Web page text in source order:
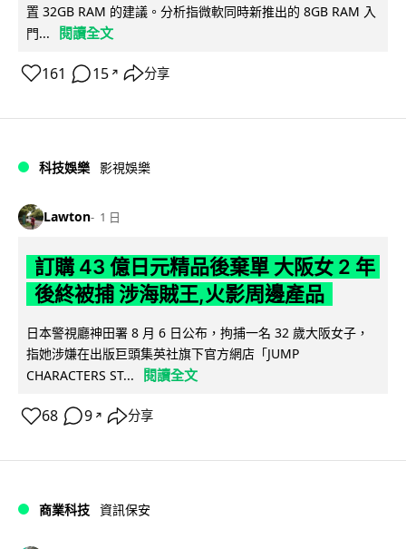
置 32GB RAM 的建議。分析指微軟同時新推出的 8GB RAM 入
門...
閱讀全文
161 15 ↗ 分享
科技娛樂 影視娛樂
Lawton 1 日
訂購 43 億日元精品後棄單 大阪女 2 年
後終被捕 涉海賊王,火影周邊產品
日本警視廳神田署 8 月 6 日公布，拘捕一名 32 歲大阪女子，
指她涉嫌在出版巨頭集英社旗下官方網店「JUMP
CHARACTERS ST...
閱讀全文
68 9 ↗ 分享
商業科技 資訊保安